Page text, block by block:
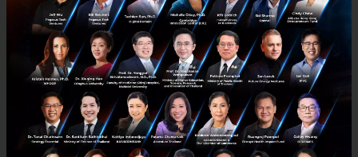
500 Tuk Tuks funds 'Resulticks' to boost
marketing automation growth in the region
500 Tuk Tuks (500 Startups’ Thai focused fund) announced a brand
new entry into its portfolio of investments – this time in the
burgeoning space of marketing automation, with Resul...
April 26, 2017| ByTechsauce Team